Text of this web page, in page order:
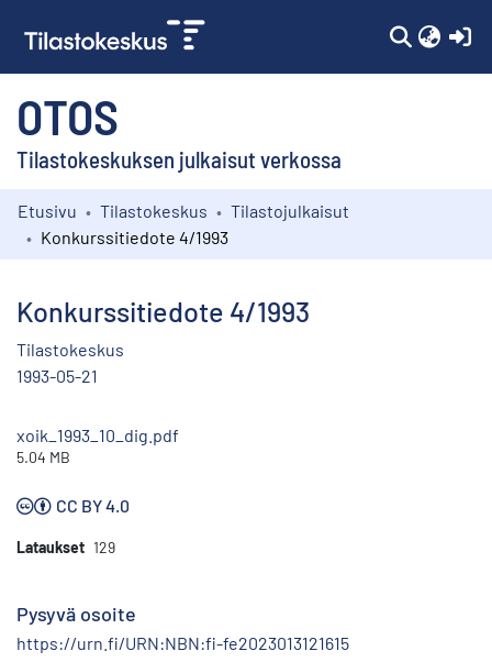
OTOS
Tilastokeskuksen julkaisut verkossa
Kokoelmat
Etusivu Tilastokeskus
Tilastojulkaisut
Konkurssitiedote 4/1993
Konkurssitiedote 4/1993
Tilastokeskus
1993-05-21
xoik_1993_10_dig.pdf
5.04 MB
CC BY 4.0
Lataukset 129
Pysyvä osoite
https://urn.fi/URN:NBN:fi-fe2023013121615